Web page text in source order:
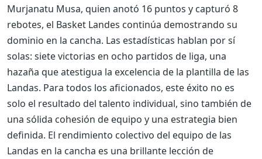
Murjanatu Musa, quien anotó 16 puntos y capturó 8
rebotes, el Basket Landes continúa demostrando su
dominio en la cancha. Las estadísticas hablan por sí
solas: siete victorias en ocho partidos de liga, una
hazaña que atestigua la excelencia de la plantilla de las
Landas. Para todos los aficionados, este éxito no es
solo el resultado del talento individual, sino también de
una sólida cohesión de equipo y una estrategia bien
definida. El rendimiento colectivo del equipo de las
Landas en la cancha es una brillante lección de